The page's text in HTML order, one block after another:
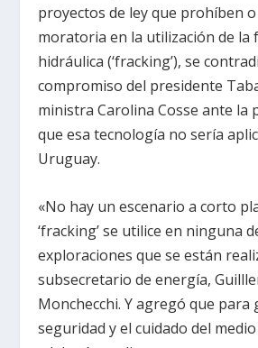
proyectos de ley que prohíben
moratoria en la utilización de la
hidráulica (‘fracking’), se
compromiso del presidente
ministra Carolina Cosse ante la
que esa tecnología no sería
Uruguay.
«No hay un escenario a corto
‘fracking’ se utilice en ninguna
exploraciones que se están
subsecretario de energía,
Monchecchi. Y agregó que para
seguridad y el cuidado del